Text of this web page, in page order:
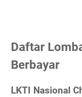
Daftar
Berbayar
LKTI Nasional